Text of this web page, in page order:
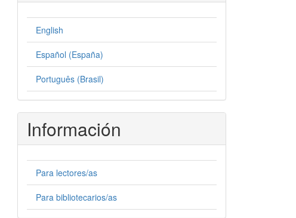
English
Español (España)
Português (Brasil)
Información
Para lectores/as
Para bibliotecarios/as